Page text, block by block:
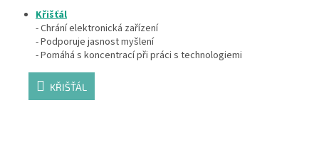
Křišťál
- Chrání elektronická zařízení
- Podporuje jasnost myšlení
- Pomáhá s koncentrací při práci s technologiemi
KŘIŠŤÁL